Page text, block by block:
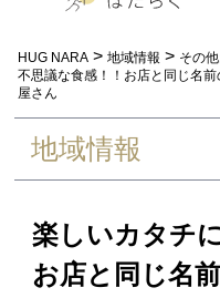
HUG NARA > 地域情報 > その
不思議な食感！！お店と同じ名
屋さん
地域情報
楽しいカタチ
お店と同じ名